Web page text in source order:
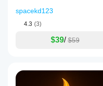
spacekd123
4.3 (3)
$39/ $59